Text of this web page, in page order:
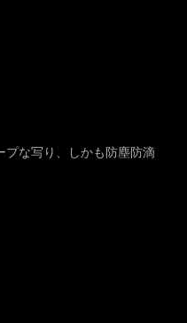
プな写り、しかも防塵防滴